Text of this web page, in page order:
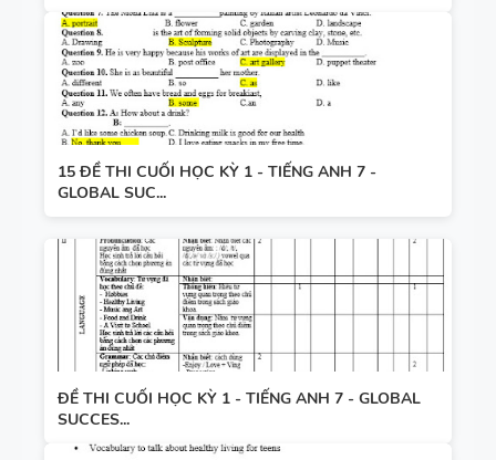
15 ĐỀ THI CUỐI HỌC KỲ 1 - TIẾNG ANH 7 -
GLOBAL SUC...
ĐỀ THI CUỐI HỌC KỲ 1 - TIẾNG ANH 7 - GLOBAL
SUCCES...